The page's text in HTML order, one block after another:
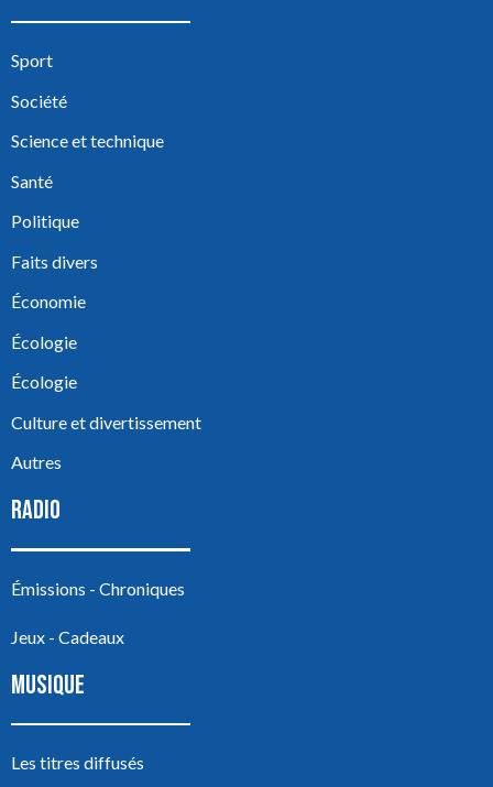
Sport
Société
Science et technique
Santé
Politique
Faits divers
Économie
Écologie
Écologie
Culture et divertissement
Autres
RADIO
Émissions - Chroniques
Jeux - Cadeaux
MUSIQUE
Les titres diffusés